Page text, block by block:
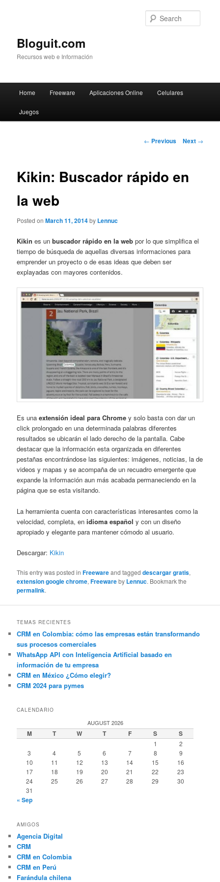
Bloguit.com
Recursos web e Información
Skip
to
Home Freeware Aplicaciones Online Celulares
Juegos
Post
← Previous Next →
Kikin: Buscador rápido en
la web
Posted onMarch 11, 2014by Lennuc
Kikin es unbuscador rápido en la web por lo que simplifica el
tiempo de búsqueda de aquellas diversas informaciones para
emprender un proyecto o de esas ideas que deben ser
explayadas con mayores contenidos.
Es unaextensión ideal para Chrome y solo basta con dar un
click prolongado en una determinada palabras diferentes
resultados se ubicarán el lado derecho de la pantalla. Cabe
destacar que la información esta organizada en diferentes
pestañas encontrándose las siguientes: imágenes, noticias, la de
videos y mapas y se acompaña de un recuadro emergente que
expande la información aun más acabada permaneciendo en la
página que se esta visitando.
La herramienta cuenta con características interesantes como la
velocidad, completa, enidioma español y con un diseño
apropiado y elegante para mantener cómodo al usuario.
Descargar: Kikin
This entry was posted inFreewareand taggeddescargar gratis,
extension google chrome,Freewareby Lennuc. Bookmark the
permalink.
TEMAS RECIENTES
CRM en Colombia: cómo las empresas están transformando
sus procesos comerciales
WhatsApp API con Inteligencia Artificial basado en
información de tu empresa
CRM en México ¿Cómo elegir?
CRM 2024 para pymes
CALENDARIO
AUGUST 2026
M T W T F S S
1
2
3
4 5 6 7 8
9
10
11 12 13 14 15
16
17
18 19 20 21 22
23
24
25 26 27 28 29
30
31
« Sep
AMIGOS
Agencia Digital
CRM
CRM en Colombia
CRM en Perú
Farándula chilena